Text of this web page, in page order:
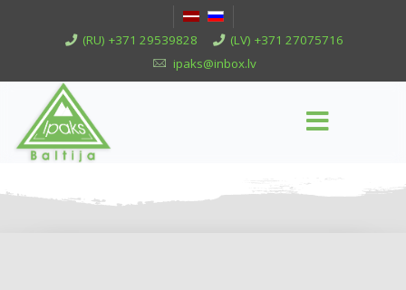
(RU) +371 29539828
(LV) +371 27075716
ipaks@inbox.lv